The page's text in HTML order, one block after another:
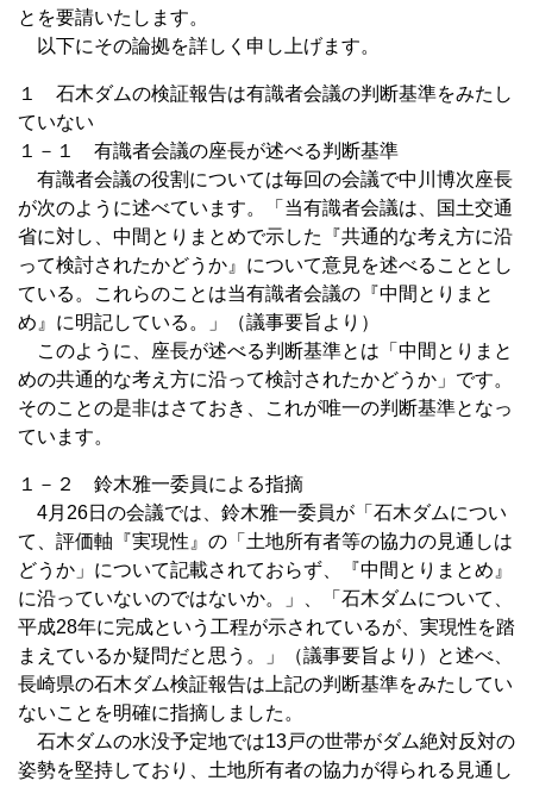
とを要請いたします。
以下にその論拠を詳しく申し上げます。
１ 石木ダムの検証報告は有識者会議の判断基準をみたし
ていない
１－１ 有識者会議の座長が述べる判断基準
有識者会議の役割については毎回の会議で中川博次座長
が次のように述べています。「当有識者会議は、国土交通
省に対し、中間とりまとめで示した『共通的な考え方に沿
って検討されたかどうか』について意見を述べることとし
ている。これらのことは当有識者会議の『中間とりまと
め』に明記している。」（議事要旨より）
このように、座長が述べる判断基準とは「中間とりまと
めの共通的な考え方に沿って検討されたかどうか」です。
そのことの是非はさておき、これが唯一の判断基準となっ
ています。
１－２ 鈴木雅一委員による指摘
4月26日の会議では、鈴木雅一委員が「石木ダムについ
て、評価軸『実現性』の「土地所有者等の協力の見通しは
どうか」について記載されておらず、『中間とりまとめ』
に沿っていないのではないか。」、「石木ダムについて、
平成28年に完成という工程が示されているが、実現性を踏
まえているか疑問だと思う。」（議事要旨より）と述べ、
長崎県の石木ダム検証報告は上記の判断基準をみたしてい
ないことを明確に指摘しました。
石木ダムの水没予定地では13戸の世帯がダム絶対反対の
姿勢を堅持しており、土地所有者の協力が得られる見通し